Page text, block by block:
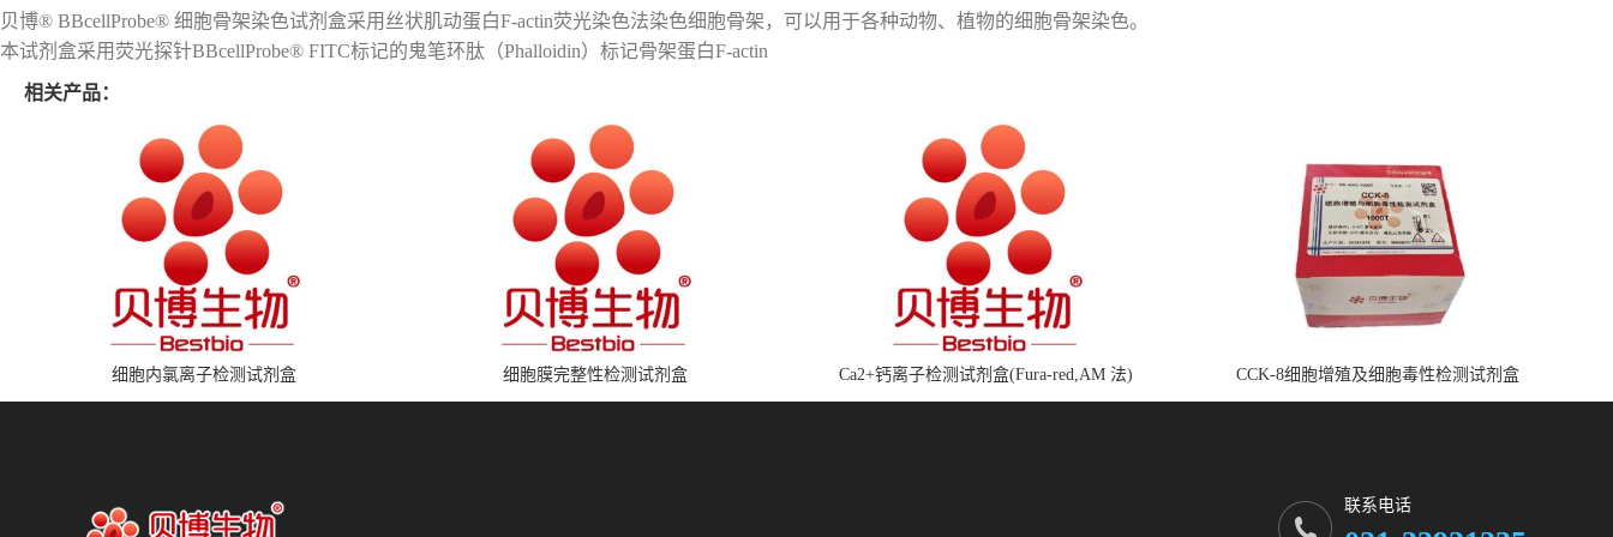
贝博® BBcellProbe® 细胞骨架染色试剂盒采用丝状肌动蛋白F-actin荧光染色法染色细胞骨架，可以用于各种动物、植物的细胞骨架染色。
本试剂盒采用荧光探针BBcellProbe® FITC标记的鬼笔环肽（Phalloidin）标记骨架蛋白F-actin
相关产品：
细胞内氯离子检测试剂盒 细胞膜完整性检测试剂盒 Ca2+钙离子检测试剂盒(Fura-red,AM 法) CCK-8细胞增殖及细胞毒性检测试剂盒
联系电话